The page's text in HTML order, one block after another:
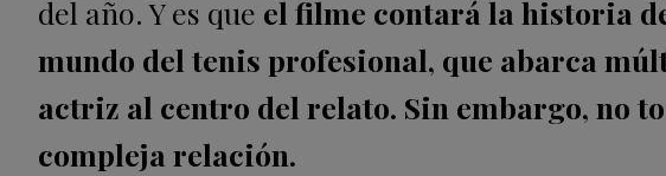
del año. Y es que el filme contará la historia
mundo del tenis profesional, que abarca
actriz al centro del relato. Sin embargo, no
compleja relación.